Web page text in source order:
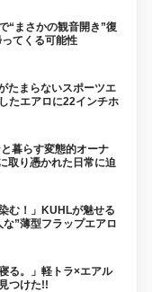
“まさかの観音開き”復
てくる可能性
たまらないスポーツエ
たエアロに22インチホ
暮らす変態的オーナ
取り憑かれた日常に迫
む！」KUHLが魅せる
”薄型フラップエアロ
る。」軽トラ×エアル
つけた!!